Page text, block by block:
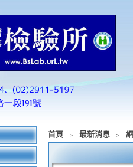
首頁 ﹥ 最新消息 ﹥